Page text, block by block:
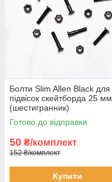
Болти Slim Allen Black для
підвісок скейтборда 25 мм
(шестигранник)
Готово до відправки
50 ₴/комплект
152 ₴/комплект
Купити